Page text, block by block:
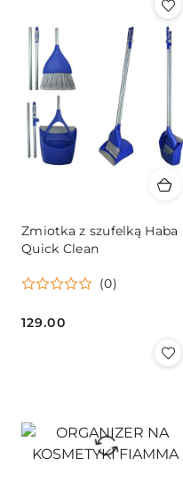
Zmiotka z szufelką Haba
Quick Clean
(0)
Cena:
129.00